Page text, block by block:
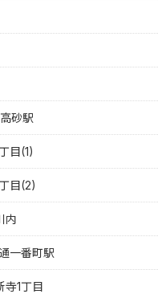
砂駅
目(1)
目(2)
内
一番町駅
1丁目